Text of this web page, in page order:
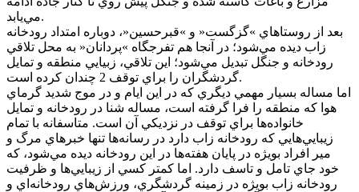
مي‌يابد.
بعد از روستاهاي »گزگست« و »قبرحسين«، دوباره امتداد رودخانه
زاب ديده مي‌شود؛ در آنجا هم تفرجگاه »پردانان« به محل تلاقي
رودخانه و جنگل تبديل مي‌شود؛ اين تلاقي، زبيايي منطقه و تمايل
گردشگران را براي توقف 2 چندان کرده است.
اما مساله بسيار مهمي ديگري که در اين ايام و در موج شديد گرماي
هوا که منطقه را فرا گرفته است، مساله شنا در رودخانه و تمايل
خانواده‌ها براي توقف در نزديکي آن است. متاسفانه با تمام
زيبايي‌هايي که رودخانه زاب دارد در رسانه‌ها تنها خبرهاي مرگ و
مير افراد بويژه در پايان هفته‌ها در اين رودخانه ديده مي‌شود، که
خود جاي تامل و تاسف دارد. اما کمتر کسي از زيبايي‌ها و ظرفيت
رودخانه زاب بويژه در زمينه گردشگري، ورزش‌هاي رودخانه‌اي و